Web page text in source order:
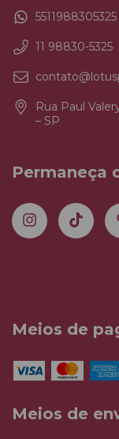
5511988305325
11 98830-5325
Rua Paul
– SP
Permaneça
Meios de
Meios de